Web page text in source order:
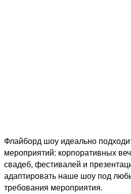
Флайборд шоу идеально
мероприятий: корпоративных
свадеб, фестивалей и
адаптировать наше шоу под
требования мероприятия.